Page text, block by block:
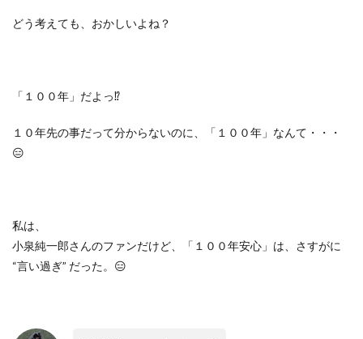
どう考えても、おかしいよね？
「１００年」だよっ⁉︎
１０年先の事だって分からないのに、「１００年」なんて・・・
😑
私は、
小泉純一郎さんのファンだけど、「１００年安心」は、さすがに
“言い過ぎ” だった。 😑